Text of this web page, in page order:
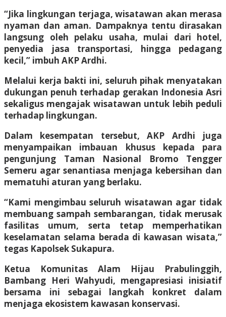
“Jika lingkungan terjaga, wisatawan akan merasa
nyaman dan aman. Dampaknya tentu dirasakan
langsung oleh pelaku usaha, mulai dari hotel,
penyedia jasa transportasi, hingga pedagang
kecil,” imbuh AKP Ardhi.
Melalui kerja bakti ini, seluruh pihak menyatakan
dukungan penuh terhadap gerakan Indonesia Asri
sekaligus mengajak wisatawan untuk lebih peduli
terhadap lingkungan.
Dalam kesempatan tersebut, AKP Ardhi juga
menyampaikan imbauan khusus kepada para
pengunjung Taman Nasional Bromo Tengger
Semeru agar senantiasa menjaga kebersihan dan
mematuhi aturan yang berlaku.
“Kami mengimbau seluruh wisatawan agar tidak
membuang sampah sembarangan, tidak merusak
fasilitas umum, serta tetap memperhatikan
keselamatan selama berada di kawasan wisata,”
tegas Kapolsek Sukapura.
Ketua Komunitas Alam Hijau Prabulinggih,
Bambang Heri Wahyudi, mengapresiasi inisiatif
bersama ini sebagai langkah konkret dalam
menjaga ekosistem kawasan konservasi.